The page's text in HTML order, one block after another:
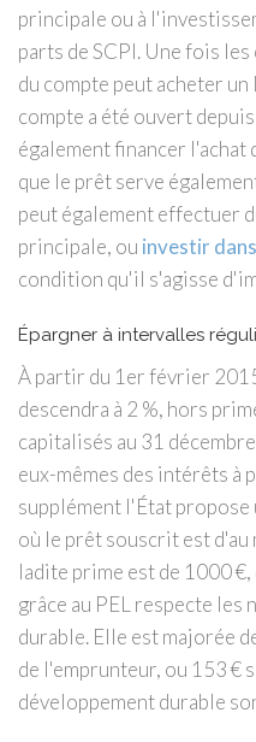
principale ou à
parts de SCPI. Une fois
du compte peut acheter
compte a été ouvert
également financer
que le prêt serve
peut également effectuer
principale, ou investir
condition qu'il s'agisse
Épargner à intervalles
À partir du 1er février
descendra à 2 %, hors
capitalisés au 31
eux-mêmes des intérêts à
supplément l'État propose
où le prêt souscrit est d'au
ladite prime est de 1000
grâce au PEL respecte les
durable. Elle est majorée
de l'emprunteur, ou 153 €
développement durable